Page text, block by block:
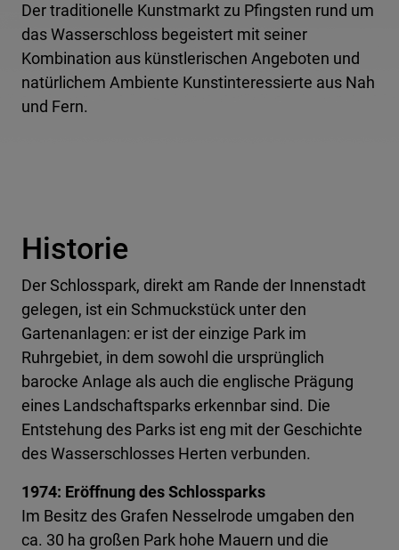
Der traditionelle Kunstmarkt zu Pfingsten rund um
das Wasserschloss begeistert mit seiner
Kombination aus künstlerischen Angeboten und
natürlichem Ambiente Kunstinteressierte aus Nah
und Fern.
Historie
Der Schlosspark, direkt am Rande der Innenstadt
gelegen, ist ein Schmuckstück unter den
Gartenanlagen: er ist der einzige Park im
Ruhrgebiet, in dem sowohl die ursprünglich
barocke Anlage als auch die englische Prägung
eines Landschaftsparks erkennbar sind. Die
Entstehung des Parks ist eng mit der Geschichte
des Wasserschlosses Herten verbunden.
1974: Eröffnung des Schlossparks
Im Besitz des Grafen Nesselrode umgaben den
ca. 30 ha großen Park hohe Mauern und die